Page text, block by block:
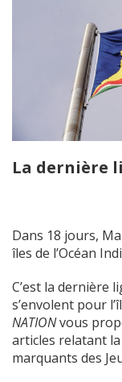
La dernière
Dans 18 jours,
îles de l’Océan
C’est la dernière
s’envolent pour
NATIONvous
articles relatant
marquants des